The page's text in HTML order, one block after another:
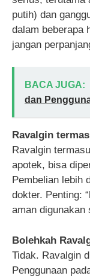
putih) dan
dalam
jangan
BACA JUGA:
dan
Ravalgin
Ravalgin
apotek, bisa
Pembelian lebih
dokter. Penting:
aman digunakan
Bolehkah
Tidak. Ravalgin
Penggunaan